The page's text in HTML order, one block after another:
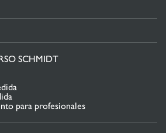
SCHMIDT
para profesionales